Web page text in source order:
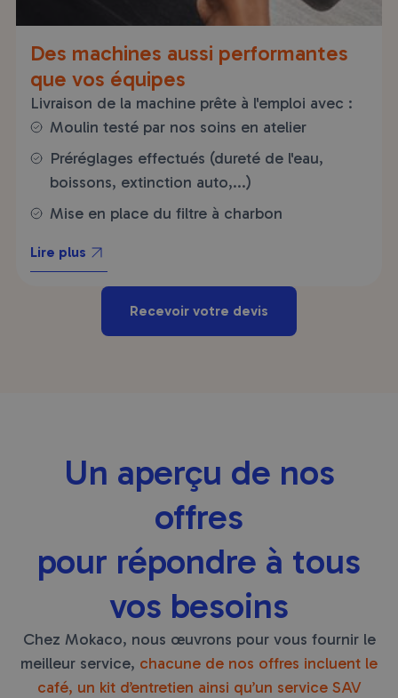
Des machines aussi performantes
que vos équipes
Livraison de la machine prête à l'emploi avec :
Moulin testé par nos soins en atelier
Préréglages effectués (dureté de l'eau,
boissons, extinction auto,...)
Mise en place du filtre à charbon
Lire plus
Recevoir votre devis
Un aperçu de nos
offres
pour répondre à tous
vos besoins
Chez Mokaco, nous œuvrons pour vous fournir le
meilleur service, chacune de nos offres incluent le
café, un kit d’entretien ainsi qu’un service SAV